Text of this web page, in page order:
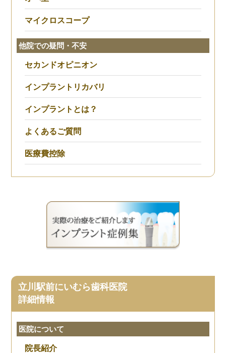
マイクロスコープ
他院での疑問・不安
セカンドオピニオン
インプラントリカバリ
インプラントとは？
よくあるご質問
医療費控除
立川駅前にいむら歯科医院
詳細情報
医院について
院長紹介